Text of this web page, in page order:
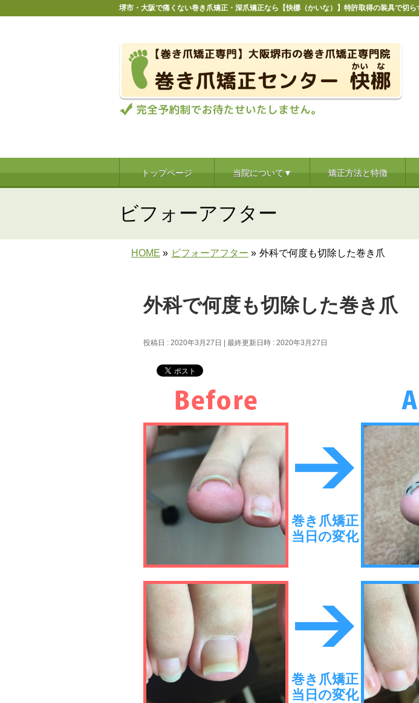
堺市・大阪で痛くない巻き爪矯正・深爪矯正なら【快梛（かいな）】特許取得の装具で切ら
トップページ 当院について▼ 矯正方法と特徴
ビフォーアフター
HOME » ビフォーアフター » 外科で何度も切除した巻き爪
外科で何度も切除した巻き爪
投稿日 : 2020年3月27日 最終更新日時 : 2020年3月27日
巻き爪矯正
当日の変化
巻き爪矯正
当日の変化